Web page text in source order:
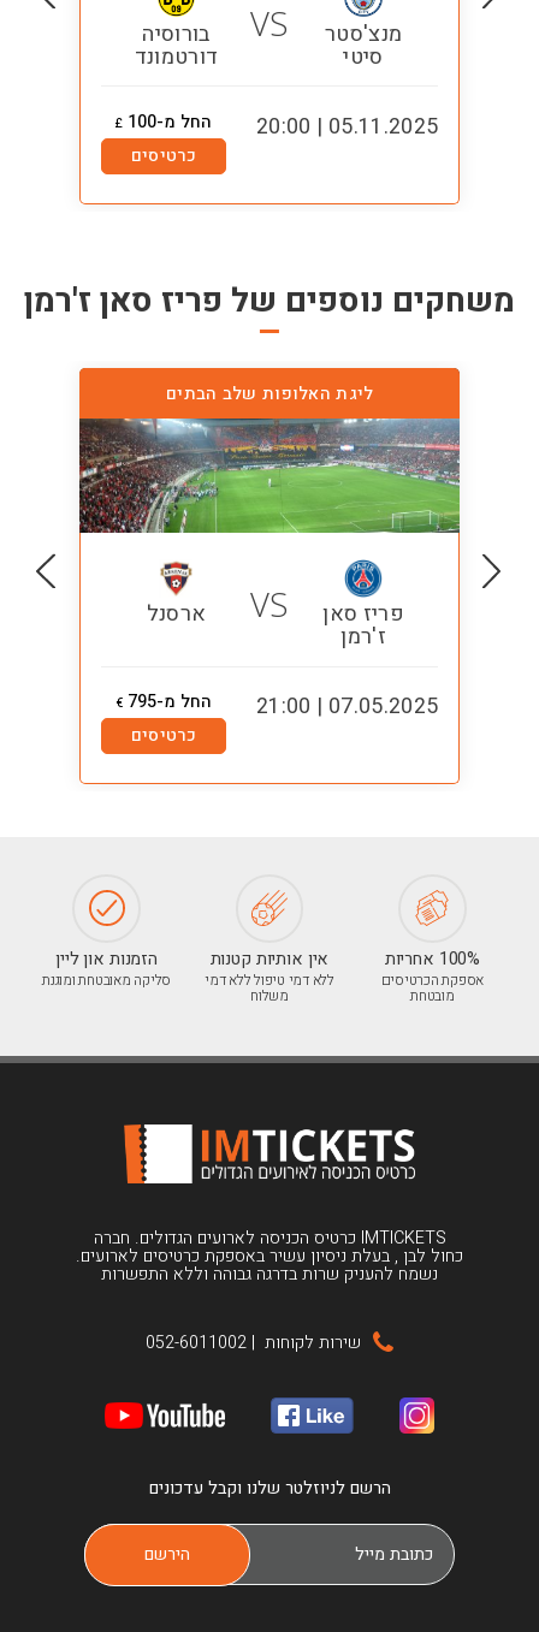
מנצ'סטר
סיטי
VS בורוסיה
דורטמונד
05.11.2025 | 20:00 החל מ-100 £
כרטיסים
משחקים נוספים של פריז סאן ז'רמן
ליגת האלופות שלב הבתים
פריז סאן
ז'רמן
VS ארסנל
07.05.2025 | 21:00 החל מ-795 €
כרטיסים
100% אחריות
אספקת הכרטיסים
מובטחת
אין אותיות קטנות
ללא דמי טיפול ללא דמי
משלוח
הזמנות און ליין
סליקה מאובטחת ומוגנת
IMTICKETS כרטיס הכניסה לארועים הגדולים. חברה
כחול לבן , בעלת ניסיון עשיר באספקת כרטיסים לארועים.
נשמח להעניק שרות בדרגה גבוהה וללא התפשרות
שירות לקוחות |
052-6011002
הרשם לניוזלטר שלנו וקבל עדכונים